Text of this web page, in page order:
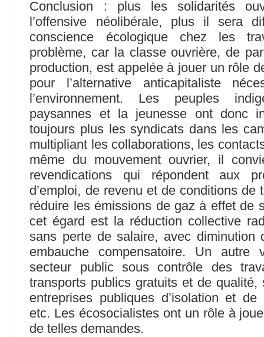
Conclusion : plus les solidarités
l’offensive néolibérale, plus il sera
conscience écologique chez les
problème, car la classe ouvrière, de
production, est appelée à jouer un rôle
pour l’alternative anticapitaliste
l’environnement. Les peuples
paysannes et la jeunesse ont donc
toujours plus les syndicats dans les
multipliant les collaborations, les
même du mouvement ouvrier, il
revendications qui répondent aux
d’emploi, de revenu et de conditions de
réduire les émissions de gaz à effet de
cet égard est la réduction collective
sans perte de salaire, avec diminution
embauche compensatoire. Un autre
secteur public sous contrôle des
transports publics gratuits et de qualité,
entreprises publiques d’isolation et
etc. Les écosocialistes ont un rôle à
de telles demandes.